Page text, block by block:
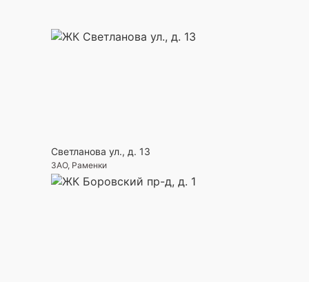
Светланова ул., д. 13
ЗАО, Раменки